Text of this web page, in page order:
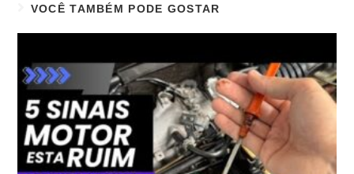
VOCÊ TAMBÉM PODE GOSTAR